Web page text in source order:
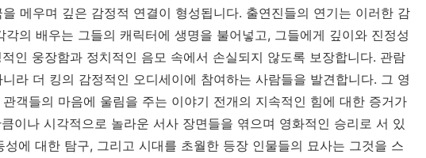
메우며 깊은 감정적 연결이 형성됩니다. 출연진들의 연기는 이러한 감
의 배우는 그들의 캐릭터에 생명을 불어넣고, 그들에게 깊이와 진정성
인 웅장함과 정치적인 음모 속에서 손실되지 않도록 보장합니다. 관람
라 더 킹의 감정적인 오디세이에 참여하는 사람들을 발견합니다. 그 영
객들의 마음에 울림을 주는 이야기 전개의 지속적인 힘에 대한 증거가
이나 시각적으로 놀라운 서사 장면들을 엮으며 영화적인 승리로 서 있
에 대한 탐구, 그리고 시대를 초월한 등장 인물들의 묘사는 그것을 스